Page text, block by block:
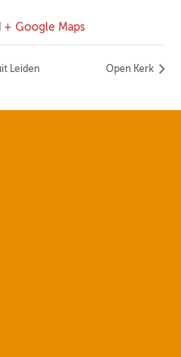
+ Google Maps
Leiden Open Kerk